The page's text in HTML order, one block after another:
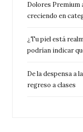
Dolores Premium
creciendo en
¿Tu piel está
podrían indicar
De la despensa a
regreso a clases